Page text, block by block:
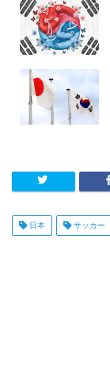
日本 サッカー